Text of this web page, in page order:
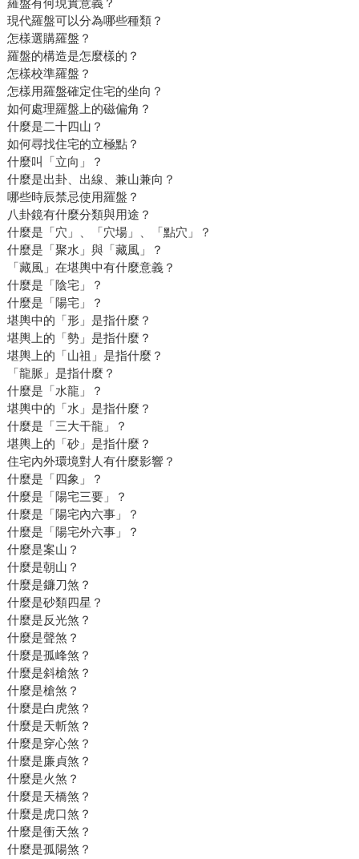
羅盤有何現實意義？
現代羅盤可以分為哪些種類？
怎樣選購羅盤？
羅盤的構造是怎麼樣的？
怎樣校準羅盤？
怎樣用羅盤確定住宅的坐向？
如何處理羅盤上的磁偏角？
什麼是二十四山？
如何尋找住宅的立極點？
什麼叫「立向」？
什麼是出卦、出線、兼山兼向？
哪些時辰禁忌使用羅盤？
八卦鏡有什麼分類與用途？
什麼是「穴」、「穴場」、「點穴」？
什麼是「聚水」與「藏風」？
「藏風」在堪輿中有什麼意義？
什麼是「陰宅」？
什麼是「陽宅」？
堪輿中的「形」是指什麼？
堪輿上的「勢」是指什麼？
堪輿上的「山祖」是指什麼？
「龍脈」是指什麼？
什麼是「水龍」？
堪輿中的「水」是指什麼？
什麼是「三大干龍」？
堪輿上的「砂」是指什麼？
住宅內外環境對人有什麼影響？
什麼是「四象」？
什麼是「陽宅三要」？
什麼是「陽宅內六事」？
什麼是「陽宅外六事」？
什麼是案山？
什麼是朝山？
什麼是鐮刀煞？
什麼是砂類四星？
什麼是反光煞？
什麼是聲煞？
什麼是孤峰煞？
什麼是斜槍煞？
什麼是槍煞？
什麼是白虎煞？
什麼是天斬煞？
什麼是穿心煞？
什麼是廉貞煞？
什麼是火煞？
什麼是天橋煞？
什麼是虎口煞？
什麼是衝天煞？
什麼是孤陽煞？